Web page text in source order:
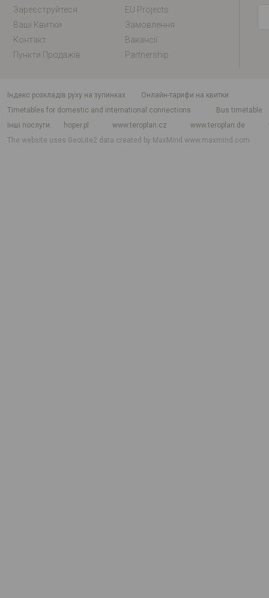
Зареєструйтеся
EU Projects
Ваші Квитки
Замовлення
Контакт
Вакансії
Пункти Продажів
Partnership
індекс розкладів руху на зупинках
Онлайн-тарифи на квитки
Timetables for domestic and international connections
Bus timetable
Інші послуги
hoper.pl www.teroplan.cz www.teroplan.de
The website uses GeoLite2 data created by MaxMindwww.maxmind.com